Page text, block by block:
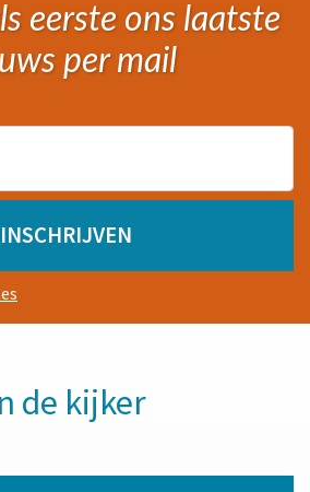
eerste ons laatste
per mail
de kijker